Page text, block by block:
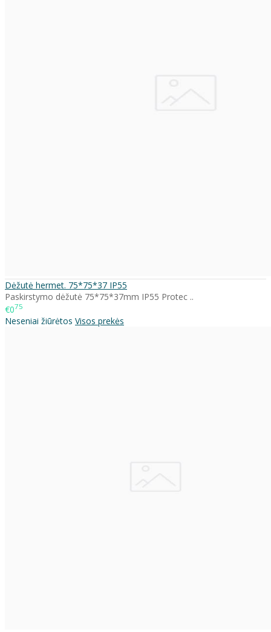
Dėžutė hermet. 75*75*37 IP55
Paskirstymo dėžutė 75*75*37mm IP55 Protec ..
€075
Neseniai žiūrėtos Visos prekės